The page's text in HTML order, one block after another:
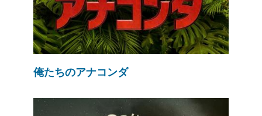
俺たちのアナコンダ